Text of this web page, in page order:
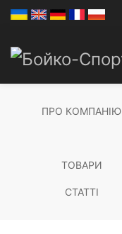
ПРО КОМПАНІЮ
ТОВАРИ
СТАТТІ